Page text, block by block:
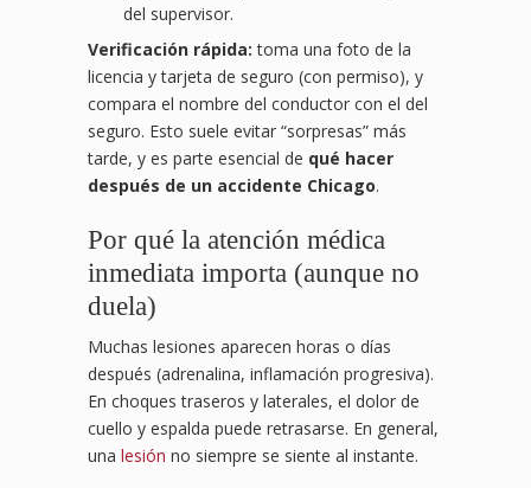
del supervisor.
Verificación rápida: toma una foto de la
licencia y tarjeta de seguro (con permiso), y
compara el nombre del conductor con el del
seguro. Esto suele evitar “sorpresas” más
tarde, y es parte esencial de qué hacer
después de un accidente Chicago.
Por qué la atención médica
inmediata importa (aunque no
duela)
Muchas lesiones aparecen horas o días
después (adrenalina, inflamación progresiva).
En choques traseros y laterales, el dolor de
cuello y espalda puede retrasarse. En general,
una lesión no siempre se siente al instante.